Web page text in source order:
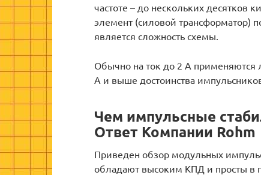
частоте – до нескольких
элемент (силовой трансформатор)
является сложность схемы.
Обычно на ток до 2 А
А и выше достоинства
Чем импульсные
Ответ Компании Rohm
Приведен обзор модульных
обладают высоким КПД и просты в